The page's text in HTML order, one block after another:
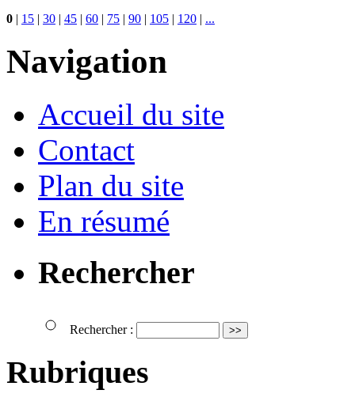
0 | 15 | 30 | 45 | 60 | 75 | 90 | 105 | 120 | ...
Navigation
Accueil du site
Contact
Plan du site
En résumé
Rechercher
Rechercher :
Rubriques